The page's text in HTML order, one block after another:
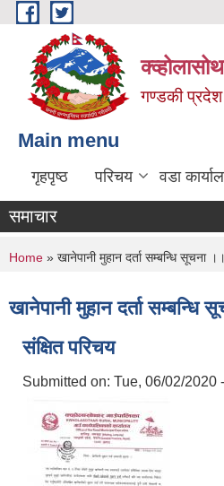
Skip to main content
गण्डकी प्रदेश
Main menu
गृहपृष्ठ परिचय वडा
समाचार
You are here
Home » खानेपानी मुहान दर्ता सम्बन्धि सूचना
खानेपानी मुहान दर्ता सम्बन्धि
संक्षित परिचय
Submitted on: Tue, 06/02/2020